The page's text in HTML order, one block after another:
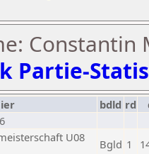
Constantin
Partie-
bdld rd
U08
Bgld 1